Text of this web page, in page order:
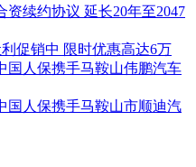
资续约协议 延长20年至2047
促销中 限时优惠高达6万
人保携手马鞍山伟鹏汽车
人保携手马鞍山市顺迪汽